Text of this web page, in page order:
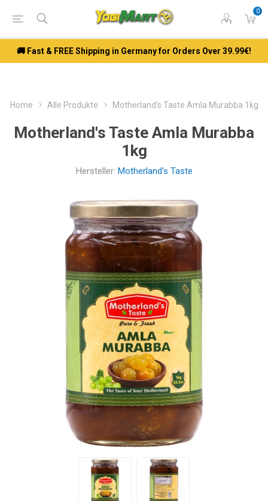
0
🚚 Fast & FREE Shipping in Germany for Orders Over 39.99€!
Home Alle Produkte Motherland's Taste Amla Murabba 1kg
Motherland's Taste Amla Murabba
1kg
Hersteller: Motherland's Taste